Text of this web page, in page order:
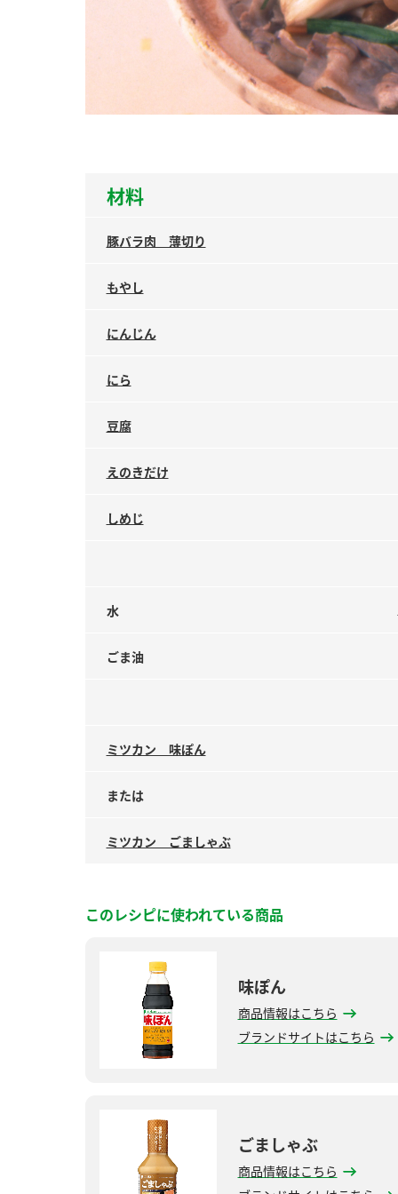
材料
豚バラ肉 薄切り
もやし
にんじん
にら
豆腐
えのきだけ
しめじ
水
ごま油
ミツカン 味ぽん
または
ミツカン ごましゃぶ
このレシピに使われている商品
味ぽん
商品情報はこちら
ブランドサイトはこちら
ごましゃぶ
商品情報はこちら